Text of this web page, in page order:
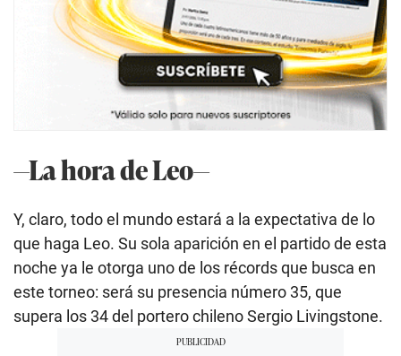
—La hora de Leo—
Y, claro, todo el mundo estará a la expectativa de lo
que haga Leo. Su sola aparición en el partido de esta
noche ya le otorga uno de los récords que busca en
este torneo: será su presencia número 35, que
supera los 34 del portero chileno Sergio Livingstone.